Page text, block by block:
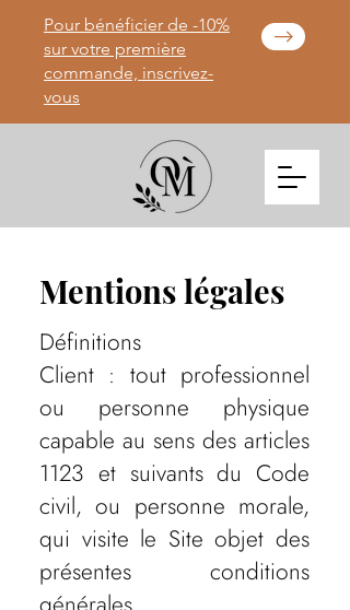
Pour bénéficier de -10%
sur votre première
commande, inscrivez-
vous
Mentions légales
Définitions
Client : tout professionnel
ou personne physique
capable au sens des articles
1123 et suivants du Code
civil, ou personne morale,
qui visite le Site objet des
présentes conditions